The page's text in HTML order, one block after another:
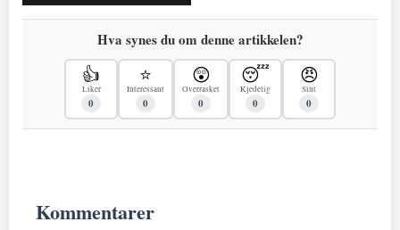
Hva synes du om denne artikkelen?
👍
Liker
0
⭐
Interessant
0
😲
Overrasket
0
😴
Kjedelig
0
😠
Sint
0
Kommentarer